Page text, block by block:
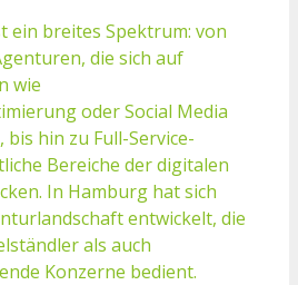
ein breites Spektrum: von
die sich auf
wie
oder Social Media
hin zu Full-Service-
Bereiche der digitalen
In Hamburg hat sich
entwickelt, die
als auch
Konzerne bedient.